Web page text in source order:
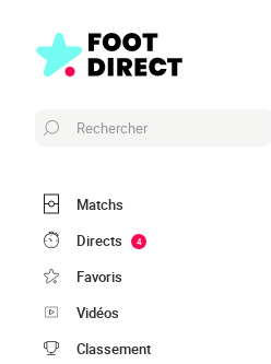
Rechercher
Matchs
Directs
4
Favoris
Vidéos
Classement